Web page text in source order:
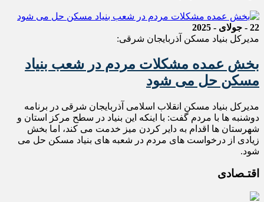
22 - جولای - 2025
مدیرکل بنیاد مسکن آذربایجان شرقی:
بخش عمده مشکلات مردم در شعب بنیاد
مسکن حل می شود
مدیرکل بنیاد مسکن انقلاب اسلامی آذربایجان شرقی در برنامه
دوشنبه ها با مردم گفت: با اینکه این بنیاد در سطح مرکز استان و
شهرستان ها اقدام به دایر کردن میز خدمت می کند، اما بخش
زیادی از درخواست های مردم در شعبه های بنیاد مسکن حل می
شود.
اقتـصادی